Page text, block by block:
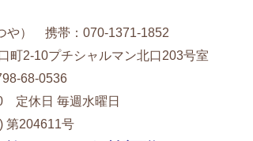
） 携帯：070-1371-1852
町2-10プチシャルマン北口203号室
68-0536
定休日 毎週水曜日
第204611号